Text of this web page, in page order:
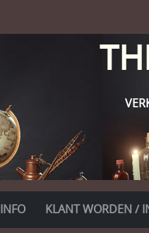
INFO KLANT WORDEN /